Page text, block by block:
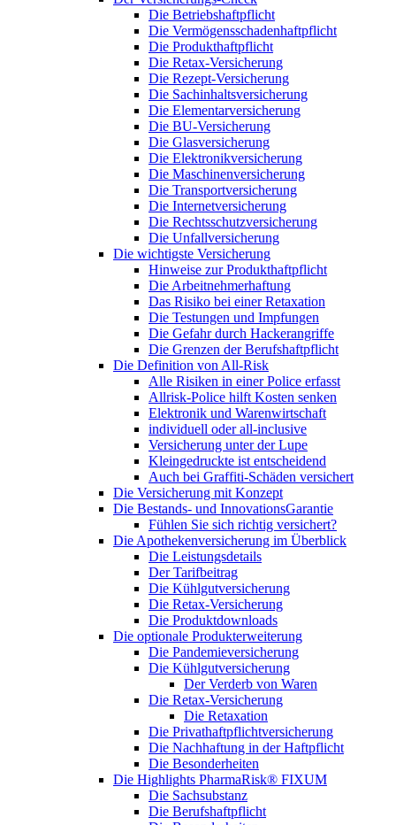
Die Betriebshaftpflicht
Die Vermögensschadenhaftpflicht
Die Produkthaftpflicht
Die Retax-Versicherung
Die Rezept-Versicherung
Die Sachinhaltsversicherung
Die Elementarversicherung
Die BU-Versicherung
Die Glasversicherung
Die Elektronikversicherung
Die Maschinenversicherung
Die Transportversicherung
Die Internetversicherung
Die Rechtsschutzversicherung
Die Unfallversicherung
Die wichtigste Versicherung
Hinweise zur Produkthaftpflicht
Die Arbeitnehmerhaftung
Das Risiko bei einer Retaxation
Die Testungen und Impfungen
Die Gefahr durch Hackerangriffe
Die Grenzen der Berufshaftpflicht
Die Definition von All-Risk
Alle Risiken in einer Police erfasst
Allrisk-Police hilft Kosten senken
Elektronik und Warenwirtschaft
individuell oder all-inclusive
Versicherung unter der Lupe
Kleingedruckte ist entscheidend
Auch bei Graffiti-Schäden versichert
Die Versicherung mit Konzept
Die Bestands- und InnovationsGarantie
Fühlen Sie sich richtig versichert?
Die Apothekenversicherung im Überblick
Die Leistungsdetails
Der Tarifbeitrag
Die Kühlgutversicherung
Die Retax-Versicherung
Die Produktdownloads
Die optionale Produkterweiterung
Die Pandemieversicherung
Die Kühlgutversicherung
Der Verderb von Waren
Die Retax-Versicherung
Die Retaxation
Die Privathaftpflichtversicherung
Die Nachhaftung in der Haftpflicht
Die Besonderheiten
Die Highlights PharmaRisk® FIXUM
Die Sachsubstanz
Die Berufshaftpflicht